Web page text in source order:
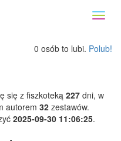
0 osób to lubi. Polub!
się z fiszkoteką 227 dni, w
autorem 32 zestawów.
2025-09-30 11:06:25.